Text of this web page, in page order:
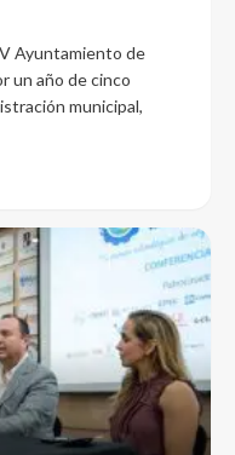
Ayuntamiento de
un año de cinco
municipal,